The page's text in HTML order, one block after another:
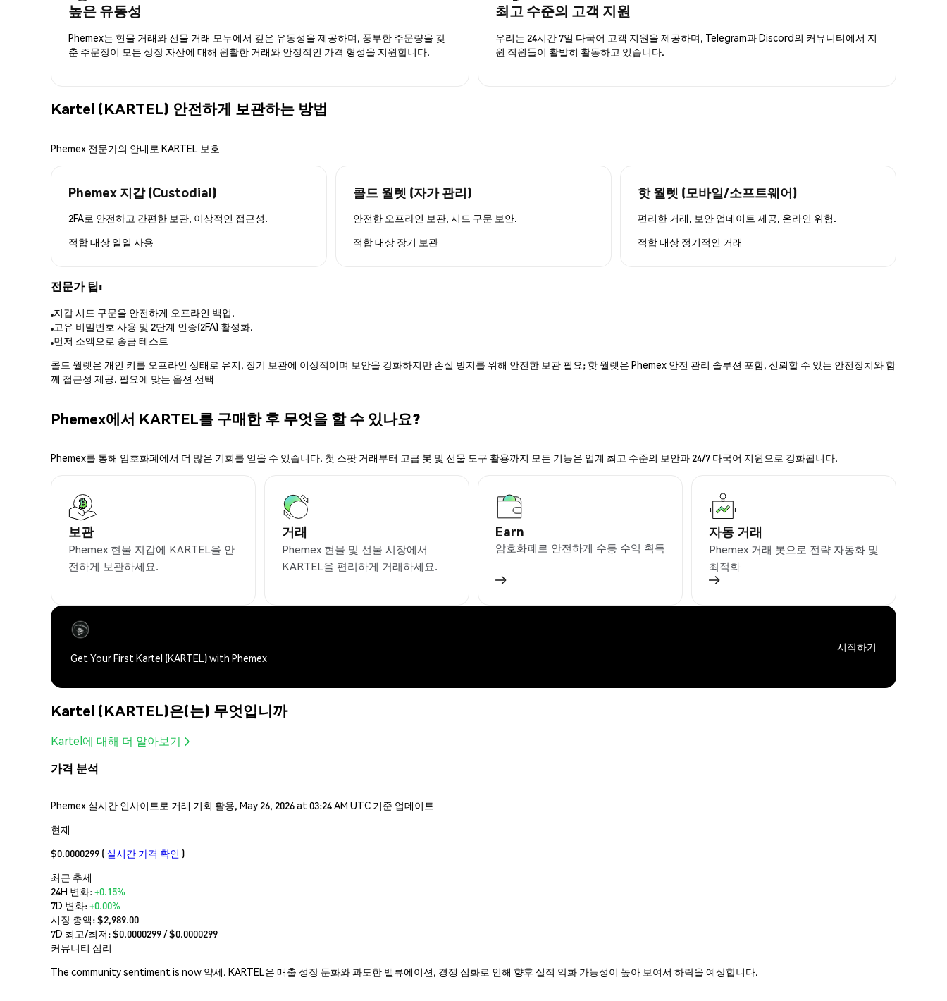
높은 유동성
Phemex는 현물 거래와 선물 거래 모두에서 깊은 유동성을 제공하며, 풍부한 주문량을 갖
춘 주문장이 모든 상장 자산에 대해 원활한 거래와 안정적인 가격 형성을 지원합니다.
최고 수준의 고객 지원
우리는 24시간 7일 다국어 고객 지원을 제공하며, Telegram과 Discord의 커뮤니티에서 지
원 직원들이 활발히 활동하고 있습니다.
Kartel (KARTEL) 안전하게 보관하는 방법
Phemex 전문가의 안내로 KARTEL 보호
Phemex 지갑 (Custodial)
2FA로 안전하고 간편한 보관, 이상적인 접근성.
적합 대상 일일 사용
콜드 월렛 (자가 관리)
안전한 오프라인 보관, 시드 구문 보안.
적합 대상 장기 보관
핫 월렛 (모바일/소프트웨어)
편리한 거래, 보안 업데이트 제공, 온라인 위험.
적합 대상 정기적인 거래
전문가 팁:
지갑 시드 구문을 안전하게 오프라인 백업.
고유 비밀번호 사용 및 2단계 인증(2FA) 활성화.
먼저 소액으로 송금 테스트
콜드 월렛은 개인 키를 오프라인 상태로 유지, 장기 보관에 이상적이며 보안을 강화하지만 손실 방지를 위해 안전한 보관 필요; 핫 월렛은 Phemex 안전 관리 솔루션 포함, 신뢰할 수 있는 안전장치와 함
께 접근성 제공. 필요에 맞는 옵션 선택
Phemex에서 KARTEL를 구매한 후 무엇을 할 수 있나요?
Phemex를 통해 암호화폐에서 더 많은 기회를 얻을 수 있습니다. 첫 스팟 거래부터 고급 봇 및 선물 도구 활용까지 모든 기능은 업계 최고 수준의 보안과 24/7 다국어 지원으로 강화됩니다.
보관
Phemex 현물 지갑에 KARTEL을 안
전하게 보관하세요.
거래
Phemex 현물 및 선물 시장에서
KARTEL을 편리하게 거래하세요.
Earn
암호화폐로 안전하게 수동 수익 획득
자동 거래
Phemex 거래 봇으로 전략 자동화 및
최적화
Get Your First Kartel (KARTEL) with Phemex
시작하기
Kartel (KARTEL)은(는) 무엇입니까
Kartel에 대해 더 알아보기
가격 분석
Phemex 실시간 인사이트로 거래 기회 활용, May 26, 2026 at 03:24 AM UTC 기준 업데이트
현재
$0.0000299 ( 실시간 가격 확인 )
최근 추세
24H 변화:+0.15%
7D 변화:+0.00%
시장 총액:$2,989.00
7D 최고/최저: $0.0000299/ $0.0000299
커뮤니티 심리
The community sentiment is now 약세. KARTEL은 매출 성장 둔화와 과도한 밸류에이션, 경쟁 심화로 인해 향후 실적 악화 가능성이 높아 보여서 하락을 예상합니다.